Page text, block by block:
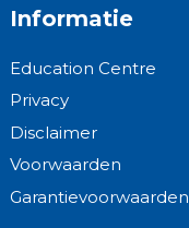
Informatie
Education Centre
Privacy
Disclaimer
Voorwaarden
Garantievoorwaarden